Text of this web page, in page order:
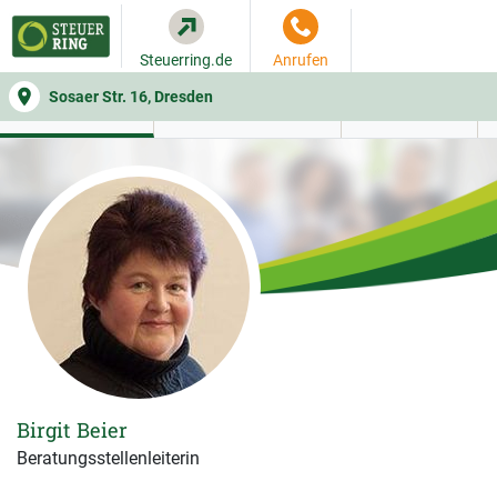
Sosaer Str. 16, Dresden
Steuerring.de Anrufen
WER SIE BERÄT BEITRAGSRECHNER
Birgit Beier
Beratungsstellenleiterin